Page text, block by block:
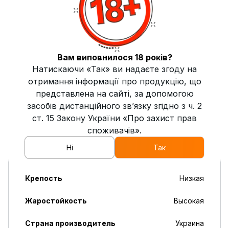
Детали товара
Кислота
Пряность
Свежесть 0
Дымность Высокая
Крепость Низкая
Жаростойкость Высокая
Страна производитель Украина
Вам виповнилося 18 років?
Натискаючи «Так» ви надаєте згоду на
отримання інформації про продукцію, що
представлена на сайті, за допомогою
засобів дистанційного зв’язку згідно з ч. 2
ст. 15 Закону України «Про захист прав
споживачів».
Ні Так